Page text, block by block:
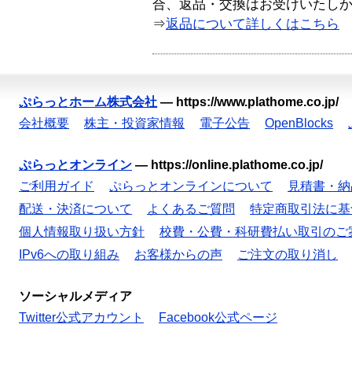
合、返品・交換はお受けいたし
⇒返品について詳しくはこちら
ぷらっとホーム株式会社 — https://www.plathome.co.jp/
会社概要
株主・投資家情報 電子公告 OpenBlocks
ぷらっとオンライン — https://online.plathome.co.jp/
ご利用ガイド
ぷらっとオンラインについて
見積書・
配送・決済について
よくあるご質問
特定商取引法に
個人情報取り扱い方針
校費・公費・科研費払い取引のご
IPv6への取り組み
お客様からの声 ご注文の取り消し
ソーシャルメディア
Twitter公式アカウント
Facebook公式ページ